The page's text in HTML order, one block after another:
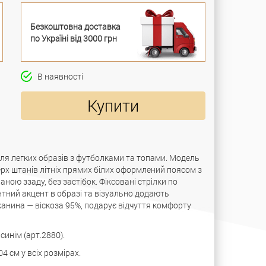
Безкоштовна доставка
по Україні від 3000 грн
В наявності
Купити
легких образів з футболками та топами. Модель
штанів літніх прямих білих оформлений поясом з
ззаду, без застібок. Фіксовані стрілки по
акцент в образі та візуально додають
— віскоза 95%, подарує відчуття комфорту
(арт.2880).
см у всіх розмірах.